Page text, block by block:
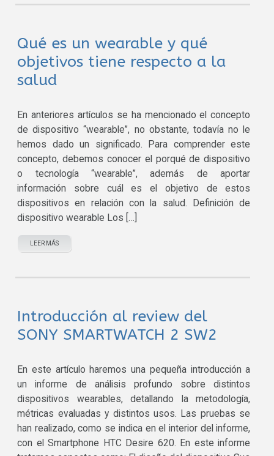
Qué es un wearable y qué
objetivos tiene respecto a la
salud
En anteriores artículos se ha mencionado el concepto
de dispositivo “wearable”, no obstante, todavía no le
hemos dado un significado. Para comprender este
concepto, debemos conocer el porqué de dispositivo
o tecnología “wearable”, además de aportar
información sobre cuál es el objetivo de estos
dispositivos en relación con la salud. Definición de
dispositivo wearable Los […]
LEER MÁS
Introducción al review del
SONY SMARTWATCH 2 SW2
En este artículo haremos una pequeña introducción a
un informe de análisis profundo sobre distintos
dispositivos wearables, detallando la metodología,
métricas evaluadas y distintos usos. Las pruebas se
han realizado, como se indica en el interior del informe,
con el Smartphone HTC Desire 620. En este informe